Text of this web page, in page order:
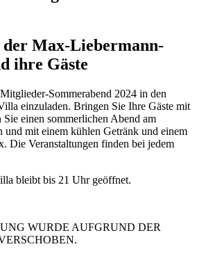
Max-Liebermann-
ihre Gäste
Sommerabend 2024 in den
einzuladen. Bringen Sie Ihre Gäste mit
einen sommerlichen Abend am
und mit einem kühlen Getränk und einem
Die Veranstaltungen finden bei jedem
bleibt bis 21 Uhr geöffnet.
WURDE AUFGRUND DER